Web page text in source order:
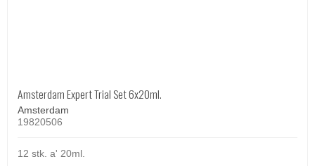
Amsterdam Expert Trial Set 6x20ml.
Amsterdam
19820506
12 stk. a' 20ml.